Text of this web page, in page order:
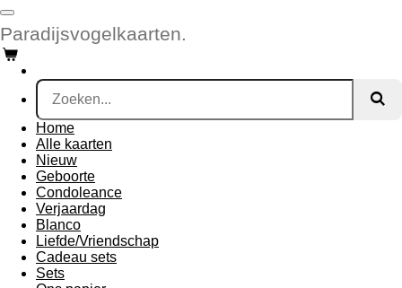
Ga
direct
naar
de
hoofdinhoud
Paradijsvogelkaarten.
Home
Alle kaarten
Nieuw
Geboorte
Condoleance
Verjaardag
Blanco
Liefde/Vriendschap
Cadeau sets
Sets